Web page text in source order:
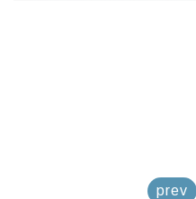
prev